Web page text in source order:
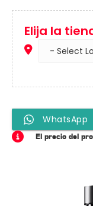
Elija la
WhatsApp
El precio del